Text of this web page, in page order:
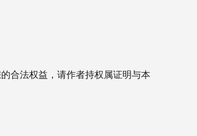
合法权益，请作者持权属证明与本